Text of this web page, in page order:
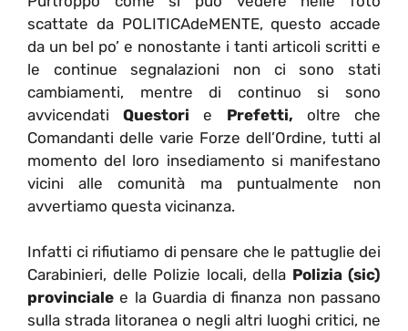
scattate da POLITICAdeMENTE, questo accade
da un bel po’ e nonostante i tanti articoli scritti e
le continue segnalazioni non ci sono stati
cambiamenti, mentre di continuo si sono
avvicendatiQuestori e Prefetti, oltre che
Comandanti delle varie Forze dell’Ordine, tutti al
momento del loro insediamento si manifestano
vicini alle comunità ma puntualmente non
avvertiamo questa vicinanza.
Infatti ci rifiutiamo di pensare che le pattuglie dei
Carabinieri, delle Polizie locali, della Polizia (sic)
provinciale e la Guardia di finanza non passano
sulla strada litoranea o negli altri luoghi critici, ne